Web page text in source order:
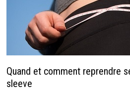
Quand et comment reprendre
sleeve